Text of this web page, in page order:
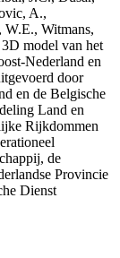
A.,
W.E., Witmans,
model van het
Nederland en
door
en de Belgische
Land en
Rijkdommen
de
Provincie
Dienst